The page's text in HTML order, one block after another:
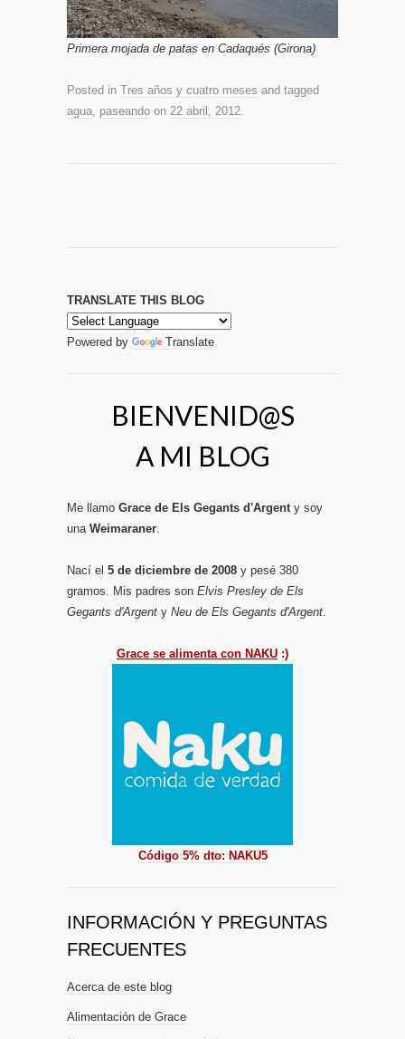
Primera mojada de patas en Cadaqués (Girona)
Posted in Tres años y cuatro meses and tagged
agua, paseando on 22 abril, 2012.
TRANSLATE THIS BLOG
Powered by Translate
BIENVENID@S
A MI BLOG
Me llamo Grace de Els Gegants d'Argenty soy
una Weimaraner.
Nací el 5 de diciembre de 2008 y pesé 380
gramos. Mis padres son Elvis Presley de Els
Gegants d'Argent y Neu de Els Gegants d'Argent.
Grace se alimenta con NAKU :)
Código 5% dto: NAKU5
INFORMACIÓN Y PREGUNTAS
FRECUENTES
Acerca de este blog
Alimentación de Grace